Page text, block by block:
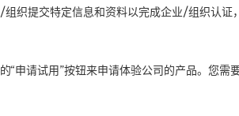
/组织提交特定信息和资料以完成企业/组织认证
“申请试用”按钮来申请体验公司的产品。您需